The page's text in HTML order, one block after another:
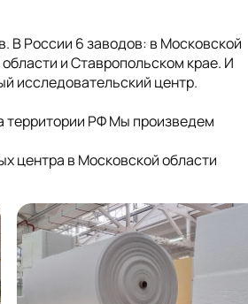
В России 6 заводов: в Московской
и Ставропольском крае. И
исследовательский центр.
РФ Мы произведем
центра в Московской области